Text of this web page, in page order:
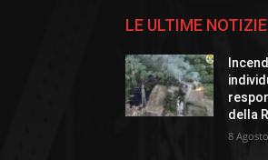
LE ULTIME NOTIZIE
della
8